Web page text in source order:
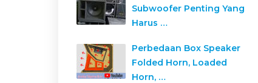
Subwoofer Penting Yang
Harus …
Perbedaan Box Speaker
Folded Horn, Loaded
Horn, …